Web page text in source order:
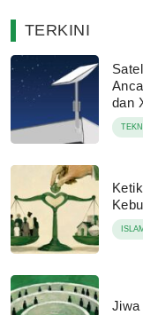
TERKINI
dan
Jiwa